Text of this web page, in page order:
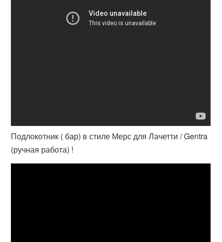
Подлокотник ( бар) в стиле Мерс для Лачетти / Gentra
(ручная работа) !